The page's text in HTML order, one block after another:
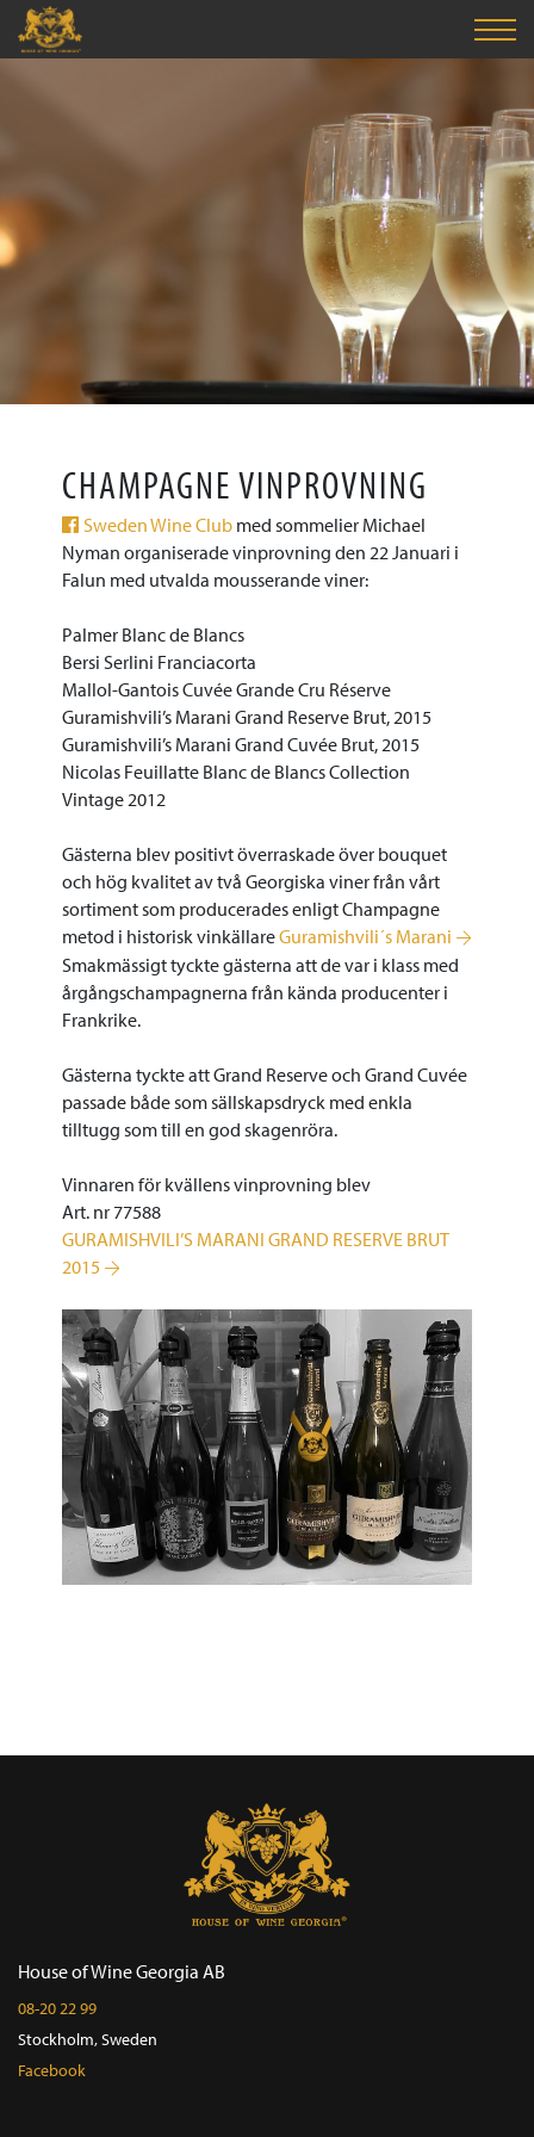
CHAMPAGNE VINPROVNING
Sweden Wine Club med sommelier Michael
Nyman organiserade vinprovning den 22 Januari i
Falun med utvalda mousserande viner:
Palmer Blanc de Blancs
Bersi Serlini Franciacorta
Mallol-Gantois Cuvée Grande Cru Réserve
Guramishvili’s Marani Grand Reserve Brut, 2015
Guramishvili’s Marani Grand Cuvée Brut, 2015
Nicolas Feuillatte Blanc de Blancs Collection
Vintage 2012
Gästerna blev positivt överraskade över bouquet
och hög kvalitet av två Georgiska viner från vårt
sortiment som producerades enligt Champagne
metod i historisk vinkällareGuramishvili´s Marani
Smakmässigt tyckte gästerna att de var i klass med
årgångschampagnerna från kända producenter i
Frankrike.
Gästerna tyckte att Grand Reserve och Grand Cuvée
passade både som sällskapsdryck med enkla
tilltugg som till en god skagenröra.
Vinnaren för kvällens vinprovning blev
Art. nr 77588
GURAMISHVILI’S MARANI GRAND RESERVE BRUT
2015
House of Wine Georgia AB
08-20 22 99
Stockholm, Sweden
Facebook